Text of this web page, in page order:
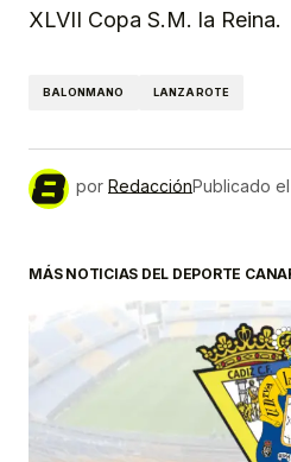
XLVII Copa S.M. la Reina.
BALONMANO LANZAROTE
por RedacciónPublicado el
MÁS NOTICIAS DEL DEPORTE